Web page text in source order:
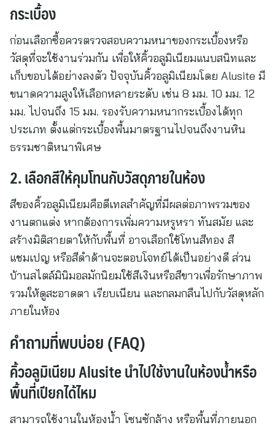
กระเบื้อง
ก่อนเลือกซื้อควรตรวจสอบความหนาของกระเบื้องหรือ
วัสดุที่จะใช้งานร่วมกัน เพื่อให้คิ้วอลูมิเนียมแนบสนิทและ
เก็บขอบได้อย่างลงตัว ปัจจุบันคิ้วอลูมิเนียมโดย Alusite มี
ขนาดความสูงให้เลือกหลายระดับ เช่น 8 มม. 10 มม. 12
มม. ไปจนถึง 15 มม. รองรับความหนากระเบื้องได้ทุก
ประเภท ตั้งแต่กระเบื้องพื้นมาตรฐานไปจนถึงงานหิน
ธรรมชาติหนาพิเศษ
2. เลือกสีให้คุมโทนกับวัสดุภายในห้อง
สีของคิ้วอลูมิเนียมคือดีเทลสำคัญที่มีผลต่อภาพรวมของ
งานตกแต่ง หากต้องการเพิ่มความหรูหรา ทันสมัย และ
สร้างมิติสายตาให้กับพื้นที่ อาจเลือกใช้โทนสีทอง สี
แชมเปญ หรือสีดำด้านจะตอบโจทย์ได้เป็นอย่างดี ส่วน
บ้านสไตล์มินิมอลมักนิยมใช้สีเงินหรือสีขาวเพื่อรักษาภาพ
รวมให้ดูสะอาดตา เรียบเนียน และกลมกลืนไปกับวัสดุหลัก
ภายในห้อง
คำถามที่พบบ่อย (FAQ)
คิ้วอลูมิเนียม Alusite นำไปใช้งานในห้องน้ำหรือ
พื้นที่เปียกได้ไหม
สามารถใช้งานในห้องน้ำ โซนซักล้าง หรือพื้นที่ภายนอก